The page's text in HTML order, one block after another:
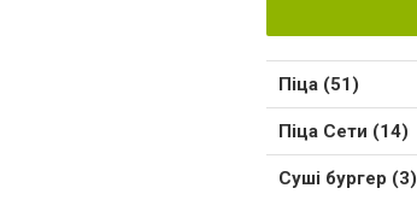
Піца (51)
Піца Сети (14)
Суші бургер (3)